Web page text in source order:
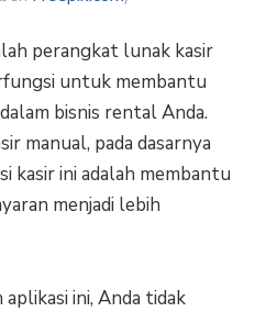
perangkat lunak kasir
untuk membantu
bisnis rental Anda.
manual, pada dasarnya
kasir ini adalah membantu
menjadi lebih
ini, Anda tidak